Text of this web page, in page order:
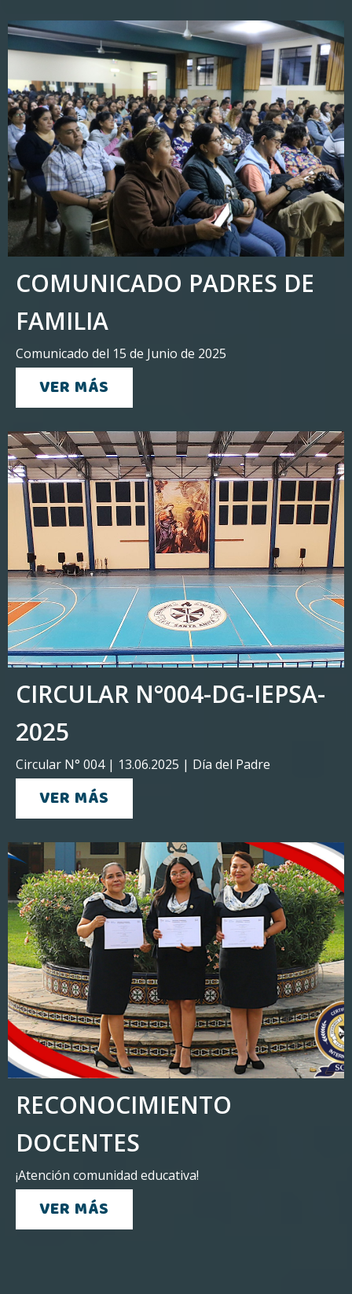
COMUNICADO PADRES DE
FAMILIA
Comunicado del 15 de Junio de 2025
VER MÁS
CIRCULAR N°004-DG-IEPSA-
2025
Circular N° 004 | 13.06.2025 | Día del Padre
VER MÁS
RECONOCIMIENTO
DOCENTES
¡Atención comunidad educativa!
VER MÁS